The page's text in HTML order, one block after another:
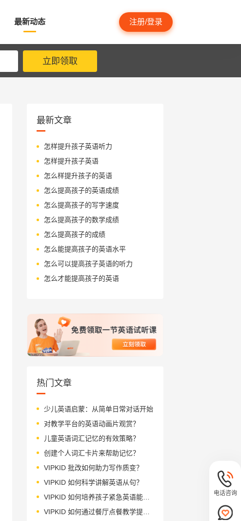
最新动态 注册/登录
立即领取
最新文章
怎样提升孩子英语听力
怎样提升孩子英语
怎么样提升孩子的英语
怎么提高孩子的英语成绩
怎么提高孩子的写字速度
怎么提高孩子的数学成绩
怎么提高孩子的成绩
怎么能提高孩子的英语水平
怎么可以提高孩子英语的听力
怎么才能提高孩子的英语
热门文章
少儿英语启蒙：从简单日常对话开始
对教学平台的英语动画片观赏？
儿童英语词汇记忆的有效策略？
创建个人词汇卡片来帮助记忆？
VIPKID 批改如何助力写作质变？
VIPKID 如何科学讲解英语从句？
VIPKID 如何培养孩子紧急英语能力？
VIPKID 如何通过餐厅点餐教学提升少儿英语应用能力？
电话咨询